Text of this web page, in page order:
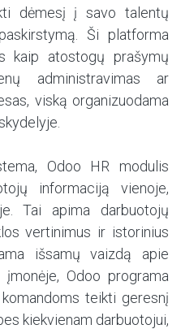
dėmesį į savo talentų
Ši platforma
kaip atostogų prašymų
administravimas ar
viską organizuodama
Odoo HR modulis
informaciją vienoje,
Tai apima darbuotojų
vertinimus ir istorinius
išsamų vaizdą apie
Odoo programa
teikti geresnį
kiekvienam darbuotojui,